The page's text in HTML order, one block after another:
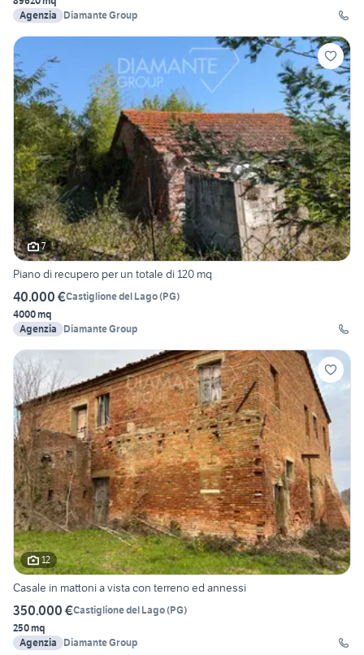
Agenzia
Diamante Group
7
Piano di recupero per un totale di 120 mq
40.000 €Castiglione del Lago(PG)
4000 mq
Agenzia
Diamante Group
12
Casale in mattoni a vista con terreno ed annessi
350.000 €Castiglione del Lago(PG)
250 mq
Agenzia
Diamante Group